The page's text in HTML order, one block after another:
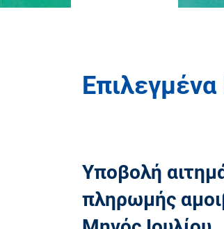
Υποβολή
πληρωμής